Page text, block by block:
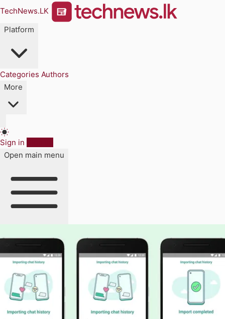
TechNews.LK
Platform
Categories Authors
More
Sign in
Open main menu